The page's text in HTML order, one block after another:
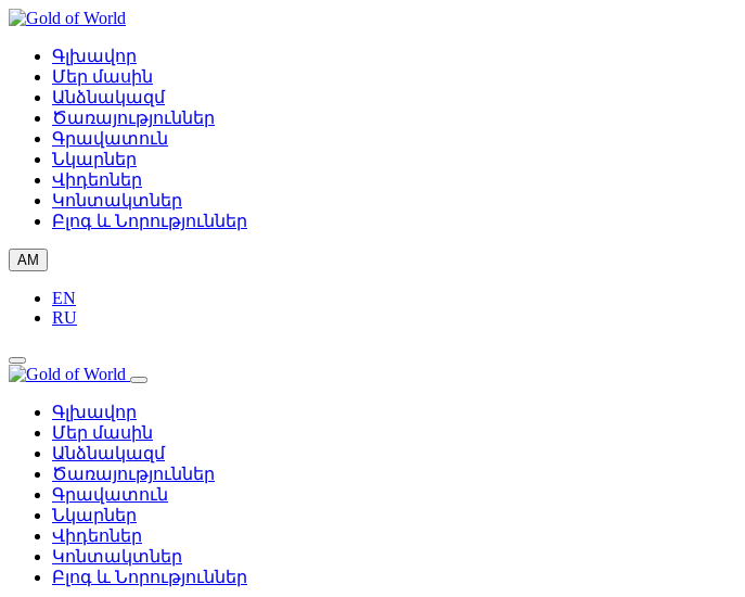
Գլխավոր
Մեր մասին
Անձնակազմ
Ծառայություններ
Գրավատուն
Նկարներ
Վիդեոներ
Կոնտակտներ
Բլոգ և Նորություններ
AM
EN
RU
Գլխավոր
Մեր մասին
Անձնակազմ
Ծառայություններ
Գրավատուն
Նկարներ
Վիդեոներ
Կոնտակտներ
Բլոգ և Նորություններ